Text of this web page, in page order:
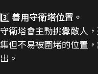
3️⃣善用守衛塔位置。
守衛塔會主動挑釁敵人
集但不易被圍堵的位置
出。